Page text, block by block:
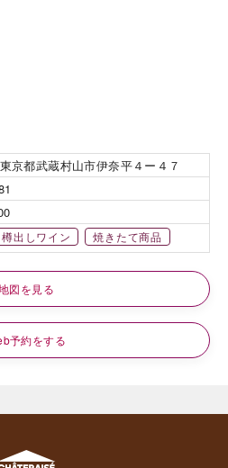
京都武蔵村山市伊奈平４ー４７
樽出しワイン 焼きたて商品
図を見る
予約をする